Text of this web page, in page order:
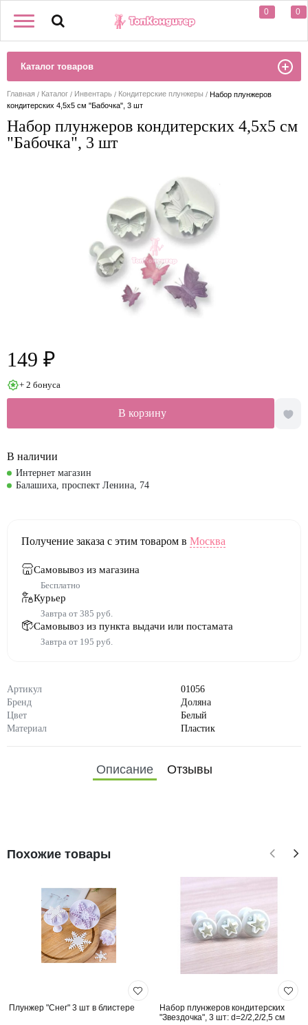
0 0
Каталог товаров
Главная Каталог Инвентарь Кондитерские плунжеры
Набор плунжеров
кондитерских 4,5х5 см "Бабочка", 3 шт
Набор плунжеров кондитерских 4,5х5 см
"Бабочка", 3 шт
Артикул
01056
Бренд
Доляна
Цвет
Белый
Материал
Пластик
149 ₽
+ 2 бонуса
В корзину
В наличии
Интернет магазин
Балашиха, проспект Ленина, 74
Получение заказа с этим товаром в Москва
Самовывоз из магазина
Бесплатно
Курьер
Завтра от 385 руб.
Самовывоз из пункта выдачи или постамата
Завтра от 195 руб.
Описание Отзывы
Похожие товары
Плунжер "Снег" 3 шт в блистере
Набор плунжеров кондитерских
"Звездочка", 3 шт: d=2/2,2/2,5 см